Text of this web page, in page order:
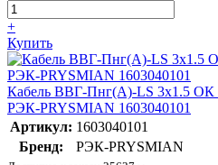
+
Купить
Кабель ВВГ-Пнг(А)-LS 3х1.5 ОК
РЭК-PRYSMIAN 1603040101
Артикул: 1603040101
Бренд:
РЭК-PRYSMIAN